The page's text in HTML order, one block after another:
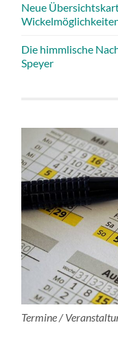
Neue
Die himmlische
Speyer
Termine /